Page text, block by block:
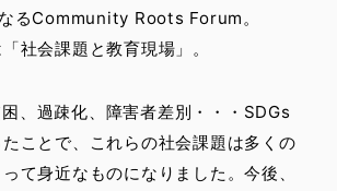
るCommunity Roots Forum。
社会課題と教育現場」。
、過疎化、障害者差別・・・SDGs
ことで、これらの社会課題は多くの
て身近なものになりました。今後、